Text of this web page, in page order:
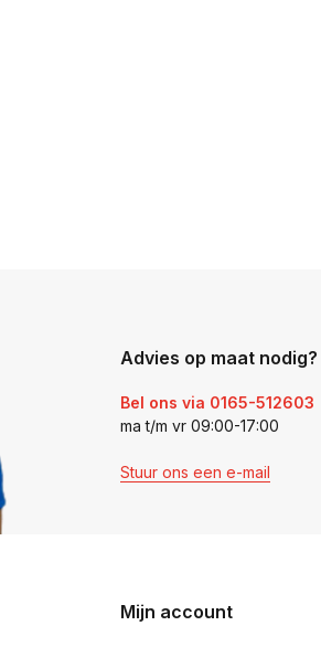
Advies op maat nodig?
Bel ons via 0165-512603
ma t/m vr 09:00-17:00
Stuur ons een e-mail
Mijn account